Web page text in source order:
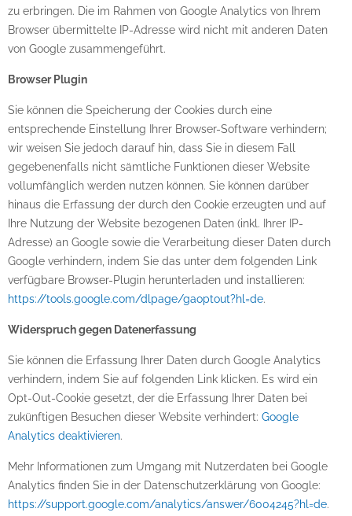
zu erbringen. Die im Rahmen von Google Analytics von Ihrem
Browser übermittelte IP-Adresse wird nicht mit anderen Daten
von Google zusammengeführt.
Browser Plugin
Sie können die Speicherung der Cookies durch eine
entsprechende Einstellung Ihrer Browser-Software verhindern;
wir weisen Sie jedoch darauf hin, dass Sie in diesem Fall
gegebenenfalls nicht sämtliche Funktionen dieser Website
vollumfänglich werden nutzen können. Sie können darüber
hinaus die Erfassung der durch den Cookie erzeugten und auf
Ihre Nutzung der Website bezogenen Daten (inkl. Ihrer IP-
Adresse) an Google sowie die Verarbeitung dieser Daten durch
Google verhindern, indem Sie das unter dem folgenden Link
verfügbare Browser-Plugin herunterladen und installieren:
https://tools.google.com/dlpage/gaoptout?hl=de.
Widerspruch gegen Datenerfassung
Sie können die Erfassung Ihrer Daten durch Google Analytics
verhindern, indem Sie auf folgenden Link klicken. Es wird ein
Opt-Out-Cookie gesetzt, der die Erfassung Ihrer Daten bei
zukünftigen Besuchen dieser Website verhindert: Google
Analytics deaktivieren.
Mehr Informationen zum Umgang mit Nutzerdaten bei Google
Analytics finden Sie in der Datenschutzerklärung von Google:
https://support.google.com/analytics/answer/6004245?hl=de.